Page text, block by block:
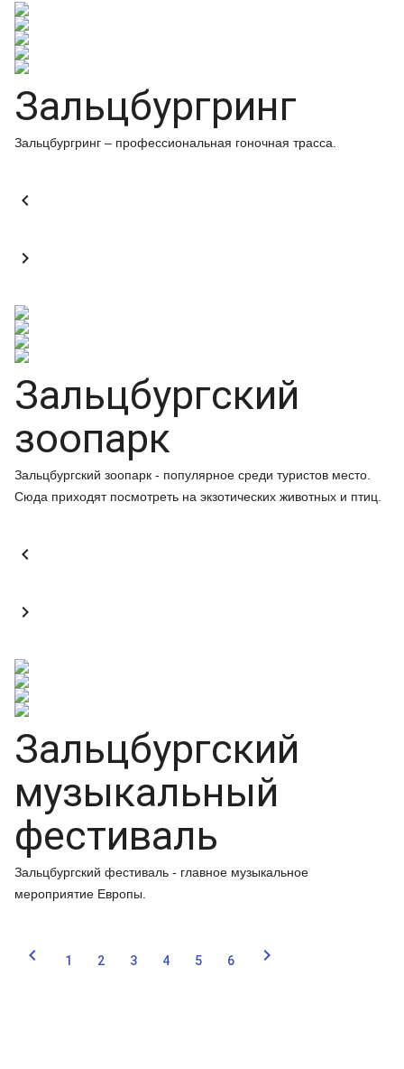
Зальцбургринг
Зальцбургринг – профессиональная гоночная трасса.


Зальцбургский
зоопарк
Зальцбургский зоопарк - популярное среди туристов место.
Сюда приходят посмотреть на экзотических животных и птиц.


Зальцбургский
музыкальный
фестиваль
Зальцбургский фестиваль - главное музыкальное
мероприятие Европы.
 1 2 3 4 5 6 